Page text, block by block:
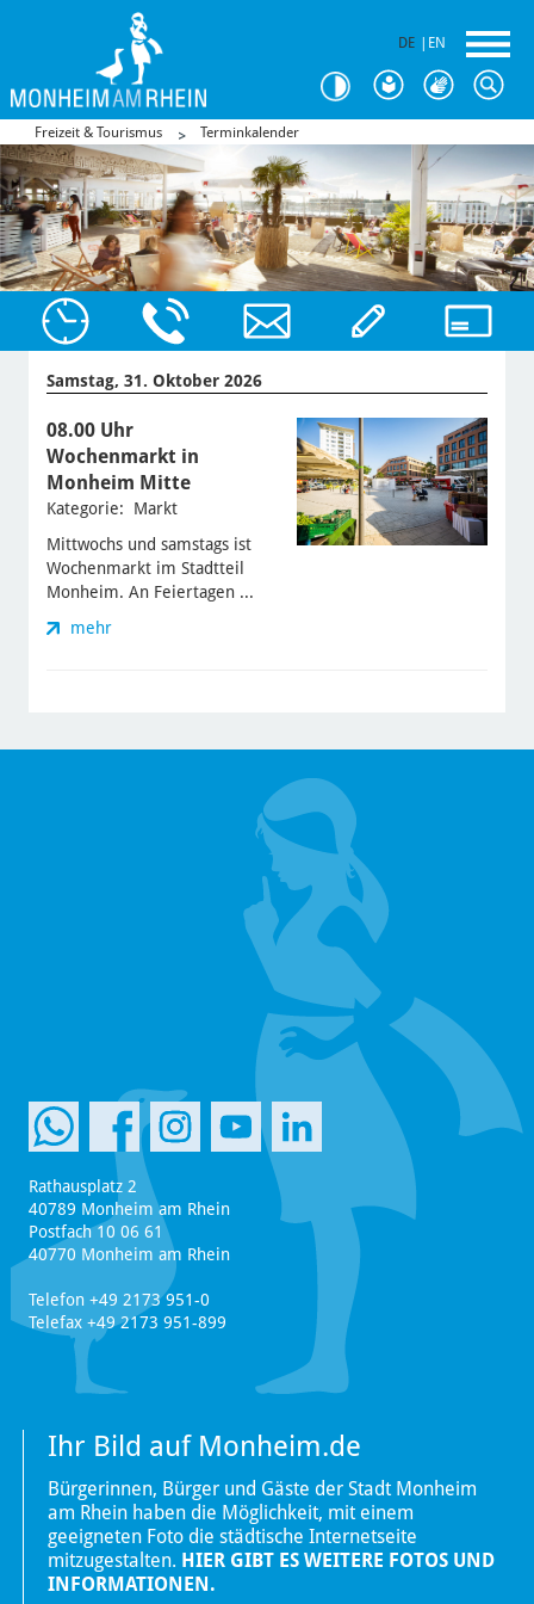
DE EN
Freizeit & Tourismus Terminkalender
Samstag, 31. Oktober 2026
08.00 Uhr
Wochenmarkt in
Monheim Mitte
Kategorie: Markt
Mittwochs und samstags ist
Wochenmarkt im Stadtteil
Monheim. An Feiertagen ...
mehr
Rathausplatz 2
40789 Monheim am Rhein
Postfach 10 06 61
40770 Monheim am Rhein
Telefon +49 2173 951-0
Telefax +49 2173 951-899
Ihr Bild auf Monheim.de
Bürgerinnen, Bürger und Gäste der Stadt Monheim
am Rhein haben die Möglichkeit, mit einem
geeigneten Foto die städtische Internetseite
mitzugestalten. HIER GIBT ES WEITERE FOTOS UND
INFORMATIONEN.